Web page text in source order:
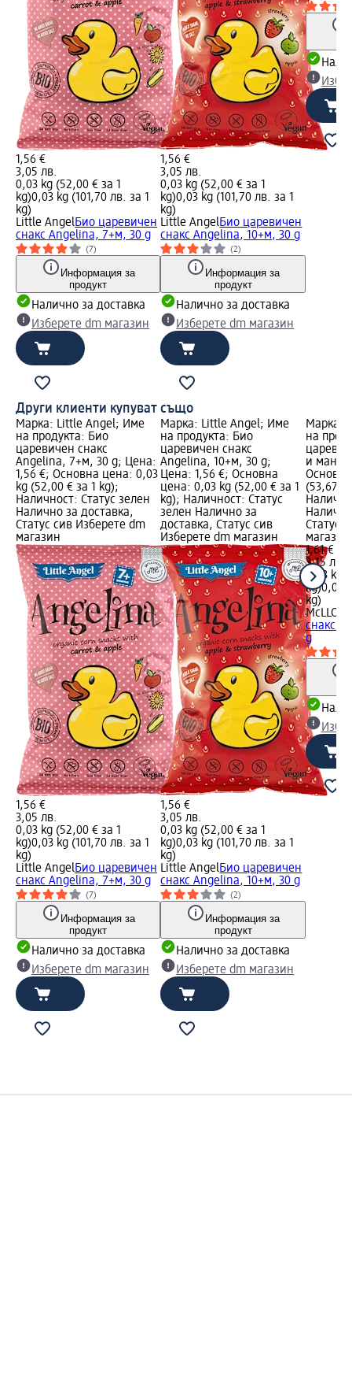
1,56 €
3,05 лв.
0,03 kg (52,00 € за 1
kg)0,03 kg (101,70 лв. за 1
kg)
Little AngelБио царевичен
снакс Angelina, 7+м, 30 g
(7)
Информация за
продукт
Налично за доставка
Изберете dm магазин
1,56 €
3,05 лв.
0,03 kg (52,00 € за 1
kg)0,03 kg (101,70 лв. за 1
kg)
Little AngelБио царевичен
снакс Angelina, 10+м, 30 g
(2)
Информация за
продукт
Налично за доставка
Изберете dm магазин
Други клиенти купуват също
Марка: Little Angel; Име
на продукта: Био
царевичен снакс
Angelina, 7+м, 30 g; Цена:
1,56 €; Основна цена: 0,03
kg (52,00 € за 1 kg);
Наличност: Статус зелен
Налично за доставка,
Статус сив Изберете dm
магазин
1,56 €
3,05 лв.
0,03 kg (52,00 € за 1
kg)0,03 kg (101,70 лв. за 1
kg)
Little AngelБио царевичен
снакс Angelina, 7+м, 30 g
(7)
Информация за
продукт
Налично за доставка
Изберете dm магазин
Марка: Little Angel; Име
на продукта: Био
царевичен снакс
Angelina, 10+м, 30 g;
Цена: 1,56 €; Основна
цена: 0,03 kg (52,00 € за 1
kg); Наличност: Статус
зелен Налично за
доставка, Статус сив
Изберете dm магазин
1,56 €
3,05 лв.
0,03 kg (52,00 € за 1
kg)0,03 kg (101,70 лв. за 1
kg)
Little AngelБио царевичен
снакс Angelina, 10+м, 30 g
(2)
Информация за
продукт
Налично за доставка
Изберете dm магазин
Марка:
на
и
(53,67 €
Статус
магазин
1,61 €
3,15 лв.
0,03 kg
kg)0,03
kg)
снакс с
g